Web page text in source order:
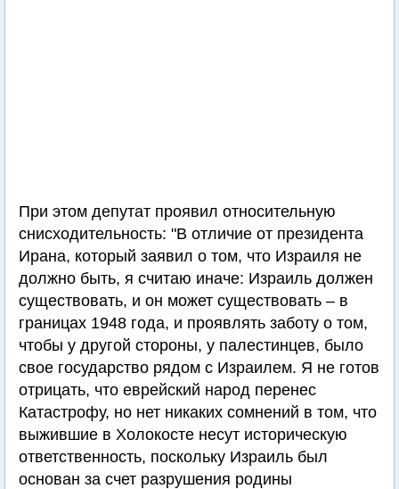
При этом депутат проявил относительную
снисходительность: "В отличие от президента
Ирана, который заявил о том, что Израиля не
должно быть, я считаю иначе: Израиль должен
существовать, и он может существовать – в
границах 1948 года, и проявлять заботу о том,
чтобы у другой стороны, у палестинцев, было
свое государство рядом с Израилем. Я не готов
отрицать, что еврейский народ перенес
Катастрофу, но нет никаких сомнений в том, что
выжившие в Холокосте несут историческую
ответственность, поскольку Израиль был
основан за счет разрушения родины